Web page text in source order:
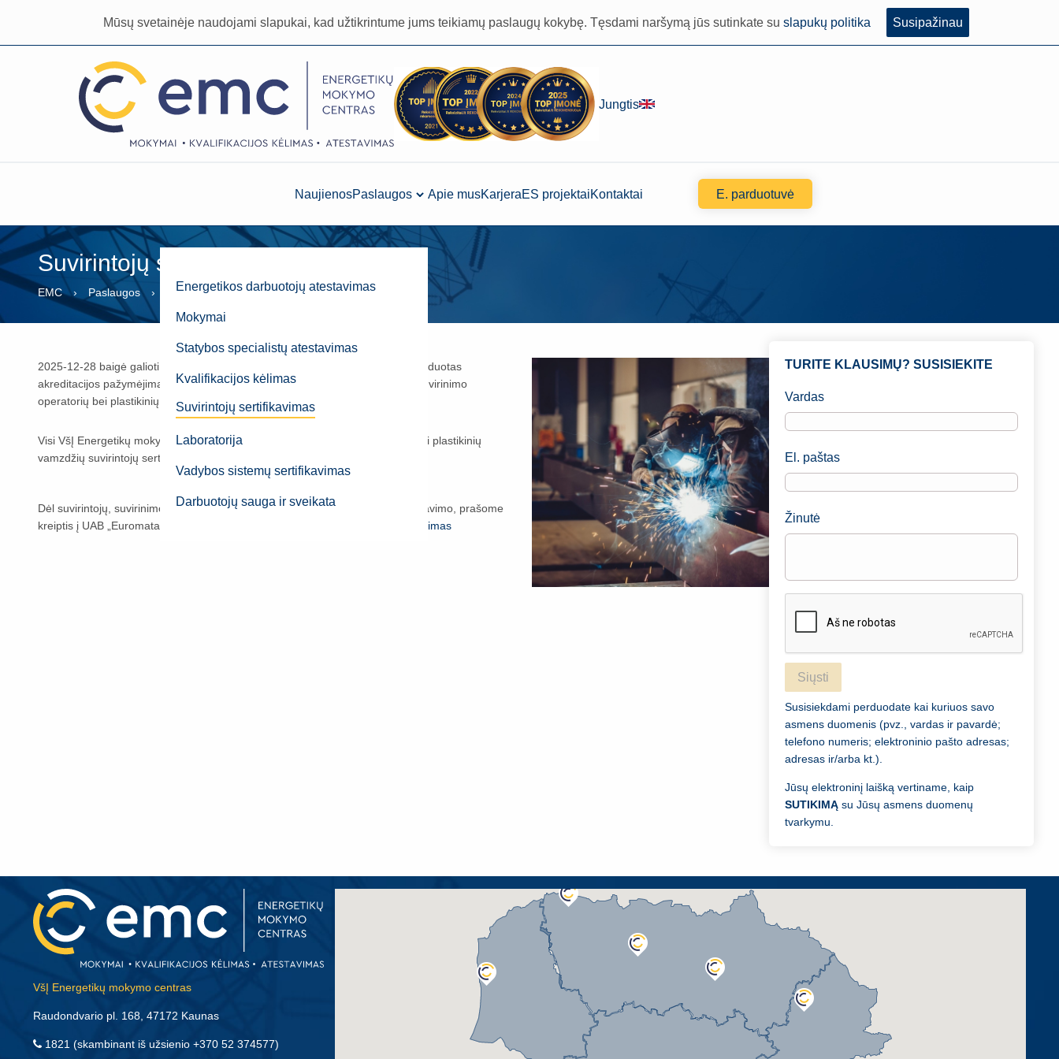
Mūsų svetainėje naudojami slapukai, kad užtikrintume jums teikiamų paslaugų kokybę. Tęsdami naršymą jūs sutinkate su slapukų politika Susipažinau
Jungtis
NaujienosPaslaugos
Energetikos darbuotojų atestavimas
Mokymai
Statybos specialistų atestavimas
Kvalifikacijos kėlimas
Suvirintojų sertifikavimas
Laboratorija
Vadybos sistemų sertifikavimas
Darbuotojų sauga ir sveikata
Apie musKarjeraES projektaiKontaktai E. parduotuvė
Suvirintojų sertifikavimas
EMC Paslaugos Suvirintojų sertifikavimas
TURITE KLAUSIMŲ? SUSISIEKITE
Vardas
El. paštas
Žinutė
Siųsti
Susisiekdami perduodate kai kuriuos savo
asmens duomenis (pvz., vardas ir pavardė;
telefono numeris; elektroninio pašto adresas;
adresas ir/arba kt.).
Jūsų elektroninį laišką vertiname, kaip
SUTIKIMĄ su Jūsų asmens duomenų
tvarkymu.
2025-12-28 baigė galioti VšĮ Energetikų mokymo centro Sertifikavimo skyriui išduotas
akreditacijos pažymėjimas Nr. LA.05.004, suteikiantis teisę atlikti suvirintojų, suvirinimo
operatorių bei plastikinių vamzdžių suvirintojų sertifikavimą.
Visi VšĮ Energetikų mokymo centro išduoti suvirintojų, suvirinimo operatorių bei plastikinių
vamzdžių suvirintojų sertifikatai galioja iki datos, nurodytos sertifikatuose.
Dėl suvirintojų, suvirinimo operatorių bei plastikus virinančių suvirintojų sertifikavimo, prašome
kreiptis į UAB „Euromatas“
https://euromatas.lt/suvirinimo-darbuotoju-sertifikavimas
VšĮ Energetikų mokymo centras
Raudondvario pl. 168, 47172 Kaunas
1821 (skambinant iš užsienio +370 52 374577)